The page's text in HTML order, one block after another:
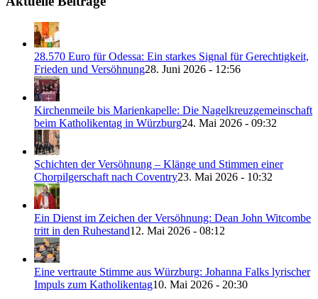
28.570 Euro für Odessa: Ein starkes Signal für Gerechtigkeit,
Frieden und Versöhnung28. Juni 2026 - 12:56
Kirchenmeile bis Marienkapelle: Die Nagelkreuzgemeinschaft
beim Katholikentag in Würzburg24. Mai 2026 - 09:32
Schichten der Versöhnung – Klänge und Stimmen einer
Chorpilgerschaft nach Coventry23. Mai 2026 - 10:32
Ein Dienst im Zeichen der Versöhnung: Dean John Witcombe
tritt in den Ruhestand12. Mai 2026 - 08:12
Eine vertraute Stimme aus Würzburg: Johanna Falks lyrischer
Impuls zum Katholikentag10. Mai 2026 - 20:30